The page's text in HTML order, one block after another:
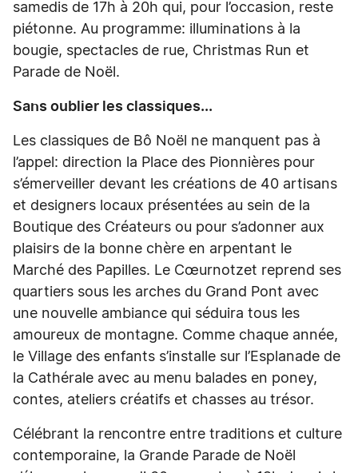
samedis de 17h à 20h qui, pour l’occasion, reste
piétonne. Au programme: illuminations à la
bougie, spectacles de rue, Christmas Run et
Parade de Noël.
Sans oublier les classiques...
Les classiques de Bô Noël ne manquent pas à
l’appel: direction la Place des Pionnières pour
s’émerveiller devant les créations de 40 artisans
et designers locaux présentées au sein de la
Boutique des Créateurs ou pour s’adonner aux
plaisirs de la bonne chère en arpentant le
Marché des Papilles. Le Cœurnotzet reprend ses
quartiers sous les arches du Grand Pont avec
une nouvelle ambiance qui séduira tous les
amoureux de montagne. Comme chaque année,
le Village des enfants s’installe sur l’Esplanade de
la Cathérale avec au menu balades en poney,
contes, ateliers créatifs et chasses au trésor.
Célébrant la rencontre entre traditions et culture
contemporaine, la Grande Parade de Noël